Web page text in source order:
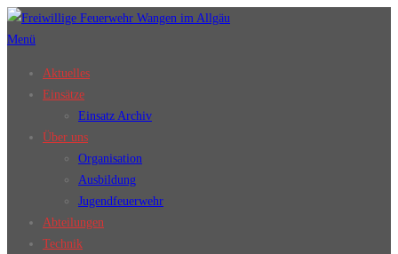
Zum
Inhalt
Menü
Aktuelles
Einsätze
Einsatz Archiv
Über uns
Organisation
Ausbildung
Jugendfeuerwehr
Abteilungen
Technik